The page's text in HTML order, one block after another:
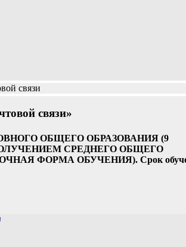
связи»
ОБЩЕГО ОБРАЗОВАНИЯ (9
СРЕДНЕГО ОБЩЕГО
ФОРМА ОБУЧЕНИЯ). Срок